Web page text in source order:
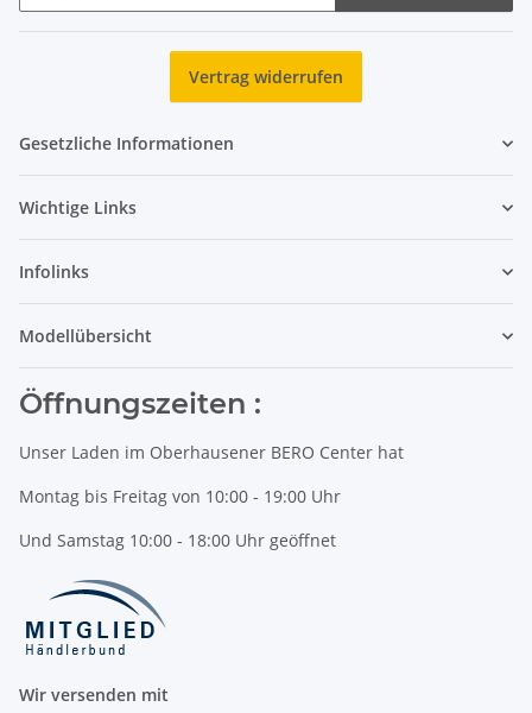
Vertrag widerrufen
Gesetzliche Informationen
Wichtige Links
Infolinks
Modellübersicht
Öffnungszeiten :
Unser Laden im Oberhausener BERO Center hat
Montag bis Freitag von 10:00 - 19:00 Uhr
Und Samstag 10:00 - 18:00 Uhr geöffnet
Wir versenden mit